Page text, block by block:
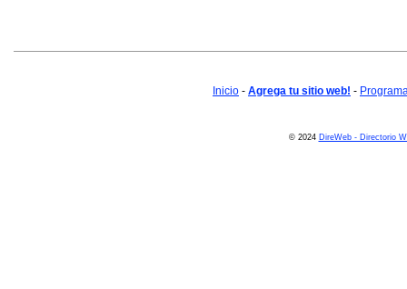
Inicio - Agrega tu sitio web! -
© 2024 DireWeb - Directorio